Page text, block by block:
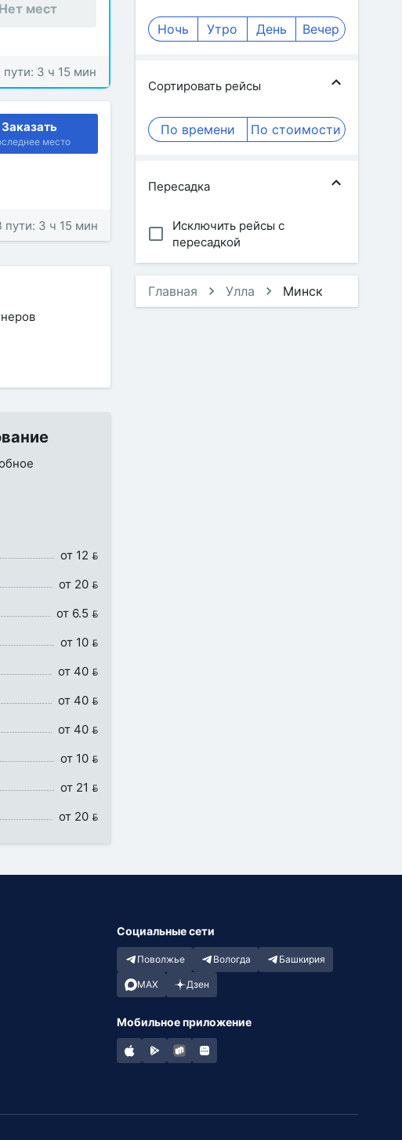
Нет мест
пути: 3 ч 15 мин
Заказать
место
пути: 3 ч 15 мин
от 12 
от 20 
от 6.5 
от 10 
от 40 
от 40 
от 40 
от 10 
от 21 
от 20 
Ночь Утро День Вечер
Сортировать рейсы
По времени По стоимости
Пересадка
Исключить рейсы с
пересадкой
Главная Улла Минск
Социальные сети
Поволжье Вологда Башкирия
MAX Дзен
Мобильное приложение